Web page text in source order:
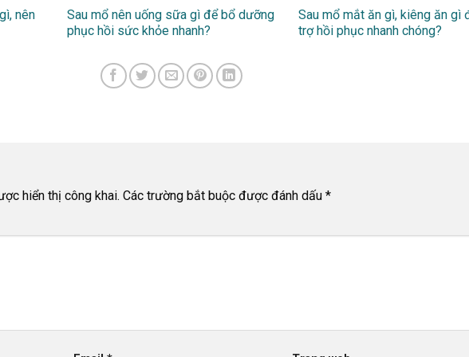
nên
Sau mổ nên uống sữa gì để bổ dưỡng
phục hồi sức khỏe nhanh?
Sau mổ mắt ăn gì, kiêng ăn gì
trợ hồi phục nhanh chóng?
hiển thị công khai. Các trường bắt buộc được đánh dấu *